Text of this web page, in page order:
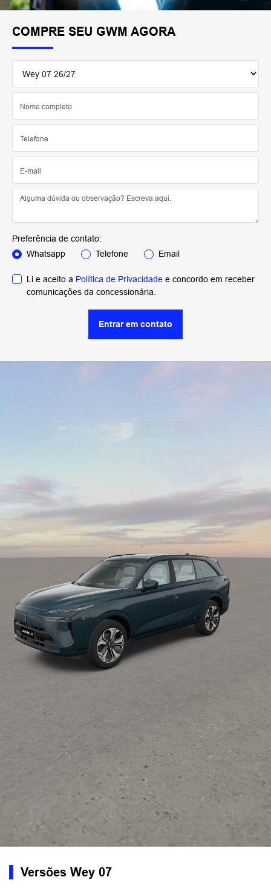
COMPRE SEU GWM AGORA
Preferência de contato:
Whatsapp
Telefone Email
Li e aceito a Política de Privacidade e concordo em receber
comunicações da concessionária.
Entrar em contato
Versões Wey 07